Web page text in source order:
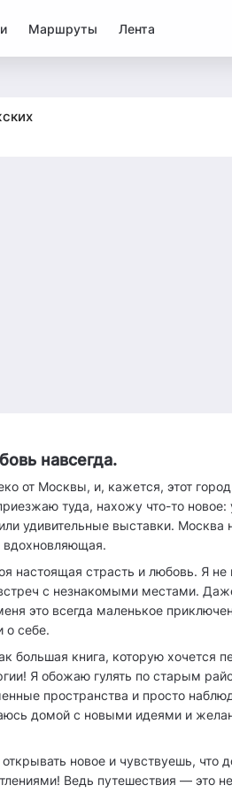
Маршруты Лента
навсегда.
от Москвы, и, кажется, этот
туда, нахожу что-то
удивительные выставки. Москва
вдохновляющая.
настоящая страсть и любовь. Я
с незнакомыми местами.
это всегда маленькое
о себе.
большая книга, которую хочется
Я обожаю гулять по старым
пространства и просто
домой с новыми идеями и
новое и чувствуешь, что
Ведь путешествия — это